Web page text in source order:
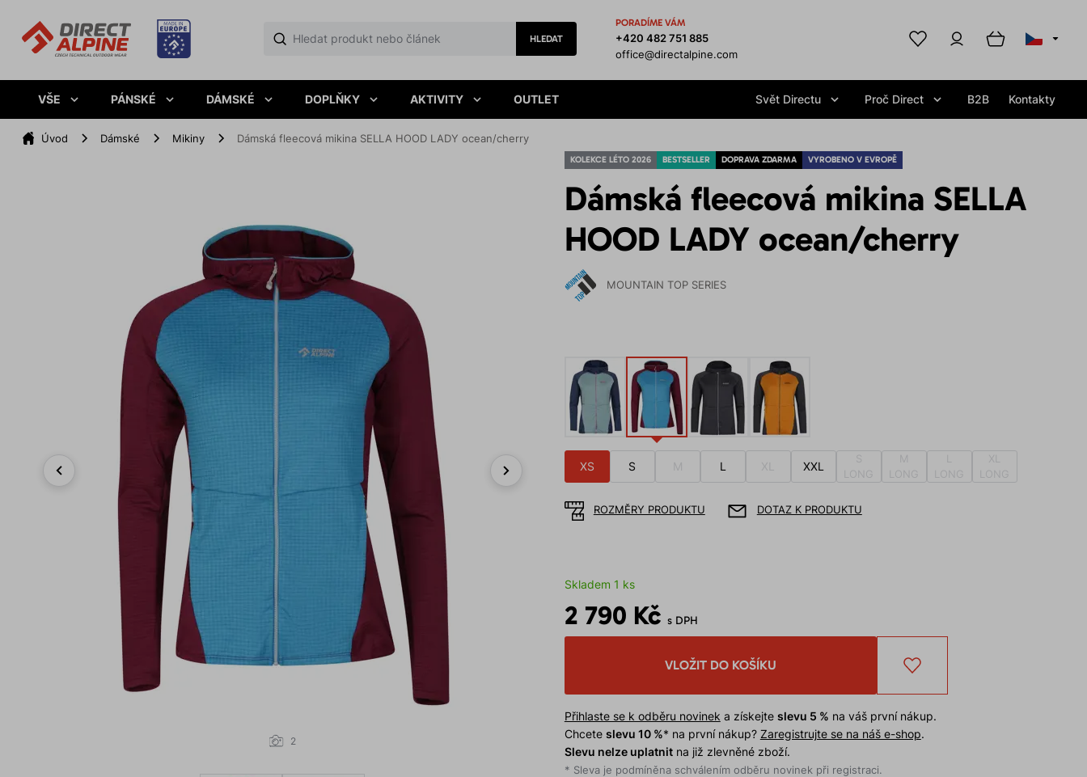
HLEDAT
PORADÍME VÁM
+420 482 751 885
office@directalpine.com
VŠE PÁNSKÉ DÁMSKÉ DOPLŇKY AKTIVITY OUTLET Svět Directu Proč Direct B2B Kontakty
Úvod Dámské Mikiny Dámská fleecová mikina SELLA HOOD LADY ocean/cherry
KOLEKCE LÉTO 2026 BESTSELLER DOPRAVA ZDARMA VYROBENO V EVROPĚ
Dámská fleecová mikina SELLA
HOOD LADY ocean/cherry
MOUNTAIN TOP SERIES
2
XS S M L XL XXL
LONG
LONG
L
LONG
XL
LONG
ROZMĚRY PRODUKTU DOTAZ K PRODUKTU
Skladem 1 ks
2 790 Kč s DPH
VLOŽIT DO KOŠÍKU
Přihlaste se k odběru novinek a získejte slevu 5 % na váš první nákup.
Chcete slevu 10 %* na první nákup? Zaregistrujte se na náš e-shop.
Slevu nelze uplatnitna již zlevněné zboží.
* Sleva je podmíněna schválením odběru novinek při registraci.